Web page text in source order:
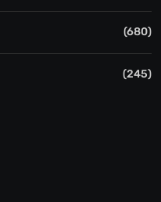
(680)
(245)